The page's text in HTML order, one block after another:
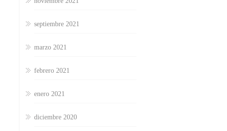
septiembre 2021
marzo 2021
febrero 2021
enero 2021
diciembre 2020